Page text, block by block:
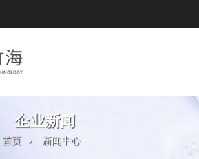
企业新闻
首页 新闻中心